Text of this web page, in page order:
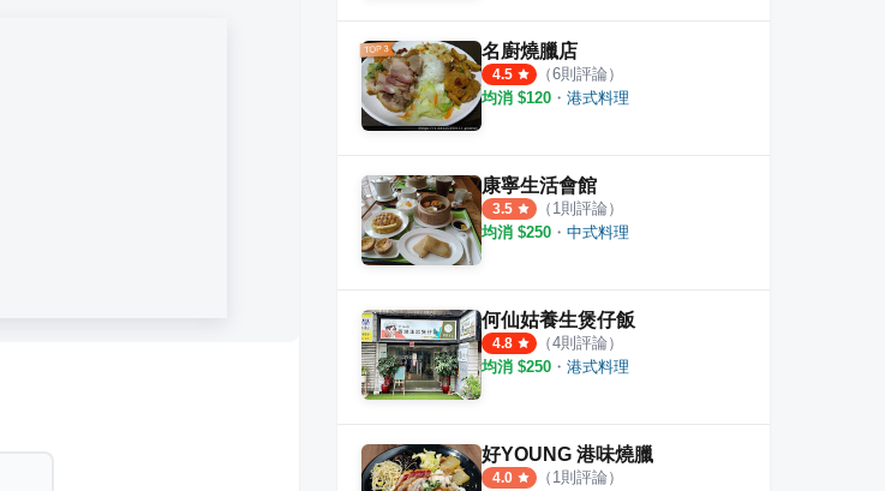
名廚燒臘店
4.5 （6則評論）
均消 $120 ・ 港式料理
康寧生活會館
3.5 （ 1 則評論）
均消 $250 ・ 中式料理
何仙姑養生煲仔飯
4.8 （4則評論）
均消 $250 ・ 港式料理
好YOUNG 港味燒臘
4.0 （ 1 則評論）